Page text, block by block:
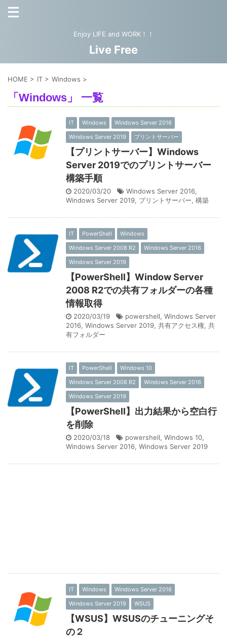
Enjoy LIFE and WORK！！
Live Free
HOME > IT > Windows >
「Windows」 一覧
IT Windows
Windows Server 2016
Windows Server 2019
プリントサーバー
【プリントサーバー】Windows
Server 2019でのプリントサーバー
構築手順
2020/03/20 Windows Server 2016,
Windows Server 2019, プリントサーバー, 構築
IT PowerShell
Windows
Windows Server 2008 R2
Windows Server 2016
Windows Server 2019
【PowerShell】Window Server
2008 R2での共有フォルダーの各種
情報取得
2020/03/19 powershell, Windows Server
2016, Windows Server 2019, 共有アクセス権, 共
有フォルダー
IT PowerShell
Windows 10
Windows Server 2008 R2
Windows Server 2016
Windows Server 2019
【PowerShell】出力結果から空白行
を削除
2020/03/18 powershell, Windows 10,
Windows Server 2016, Windows Server 2019
IT Windows
Windows Server 2016
Windows Server 2019
WSUS
【WSUS】WSUSのチューニングそ
の２